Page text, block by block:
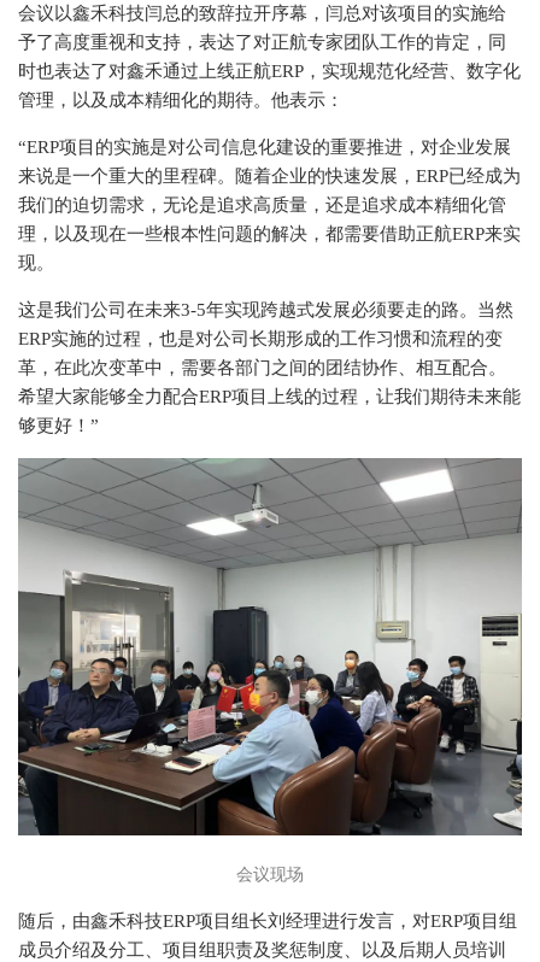
会议以鑫禾科技闫总的致辞拉开序幕，闫总对该项目的实施给
予了高度重视和支持，表达了对正航专家团队工作的肯定，同
时也表达了对鑫禾通过上线正航ERP，实现规范化经营、数字化
管理，以及成本精细化的期待。他表示：
“ERP项目的实施是对公司信息化建设的重要推进，对企业发展
来说是一个重大的里程碑。随着企业的快速发展，ERP已经成为
我们的迫切需求，无论是追求高质量，还是追求成本精细化管
理，以及现在一些根本性问题的解决，都需要借助正航ERP来实
现。
这是我们公司在未来3-5年实现跨越式发展必须要走的路。当然
ERP实施的过程，也是对公司长期形成的工作习惯和流程的变
革，在此次变革中，需要各部门之间的团结协作、相互配合。
希望大家能够全力配合ERP项目上线的过程，让我们期待未来能
够更好！”
会议现场
随后，由鑫禾科技ERP项目组长刘经理进行发言，对ERP项目组
成员介绍及分工、项目组职责及奖惩制度、以及后期人员培训